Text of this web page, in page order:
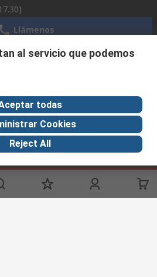
Llámenos
RS
Industria
al servicio que podemos
todas
Cookies
Reject All